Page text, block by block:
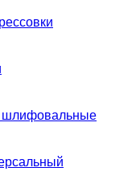
шлифовальные